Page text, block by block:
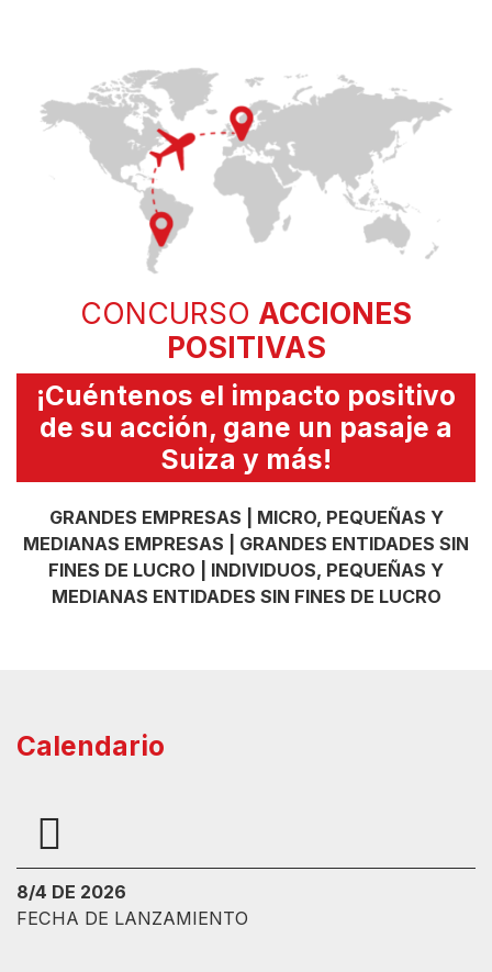
CONCURSO ACCIONES
POSITIVAS
¡Cuéntenos el impacto positivo
de su acción, gane un pasaje a
Suiza y más!
GRANDES EMPRESAS | MICRO, PEQUEÑAS Y
MEDIANAS EMPRESAS | GRANDES ENTIDADES SIN
FINES DE LUCRO | INDIVIDUOS, PEQUEÑAS Y
MEDIANAS ENTIDADES SIN FINES DE LUCRO
Calendario
8/4 DE 2026
FECHA DE LANZAMIENTO